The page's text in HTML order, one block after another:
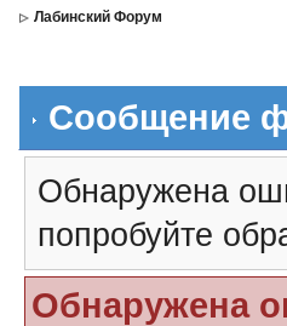
Лабинский Форум
Сообщение
Обнаружена
попробуйте
Обнаружена